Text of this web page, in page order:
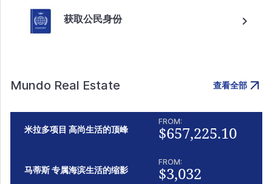
获取公民身份
Mundo Real Estate 查看全部
米拉多项目 高尚生活的顶峰
FROM:
$657,225.10
马蒂斯 专属海滨生活的缩影
FROM:
$3,032